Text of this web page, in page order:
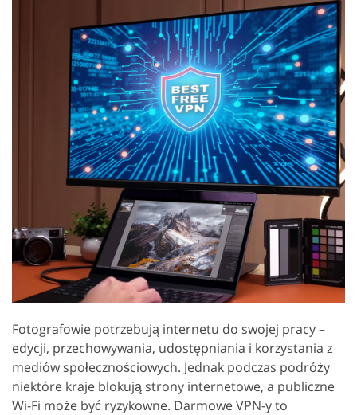
Fotografowie potrzebują internetu do swojej pracy –
edycji, przechowywania, udostępniania i korzystania z
mediów społecznościowych. Jednak podczas podróży
niektóre kraje blokują strony internetowe, a publiczne
Wi-Fi może być ryzykowne. Darmowe VPN-y to